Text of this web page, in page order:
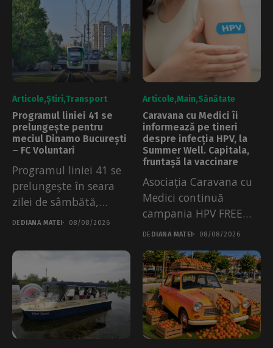
Articole Știri Transport
Programul liniei 41 se
prelungește pentru
meciul Dinamo București
– FC Voluntari
Programul liniei 41 se
prelungește în seara
zilei de sâmbătă,
08.08.2026. Măsura a...
DE DIANA MATEI 08/08/2026
Articole Main Sănătate
Caravana cu Medici îi
informează pe tineri
despre infecția HPV, la
Summer Well. Capitala,
fruntașă la vaccinare
Asociația Caravana cu
Medici continuă
campania HPV FREE
City la Summer Well....
DE DIANA MATEI 08/08/2026